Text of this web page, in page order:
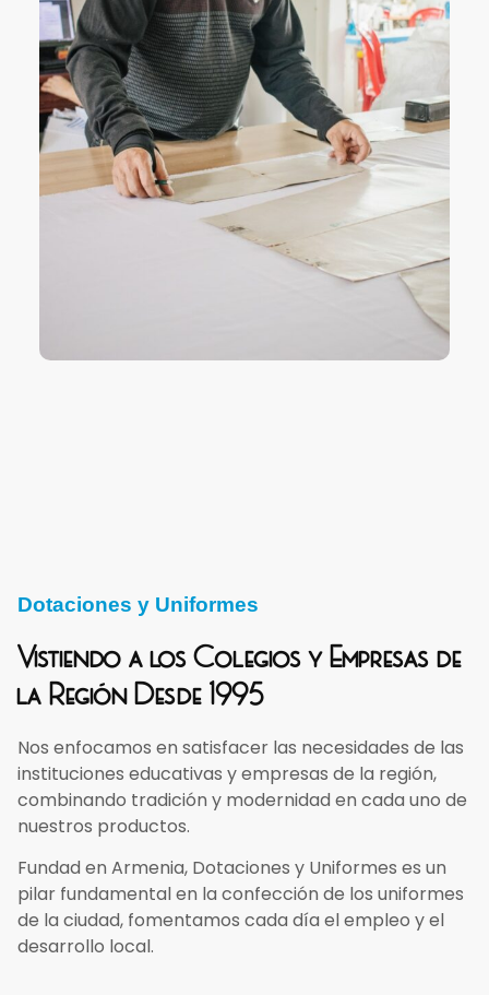
Dotaciones y Uniformes
Vistiendo a los Colegios y Empresas de
la Región Desde 1995
Nos enfocamos en satisfacer las necesidades de las
instituciones educativas y empresas de la región,
combinando tradición y modernidad en cada uno de
nuestros productos.
Fundad en Armenia, Dotaciones y Uniformes es un
pilar fundamental en la confección de los uniformes
de la ciudad, fomentamos cada día el empleo y el
desarrollo local.